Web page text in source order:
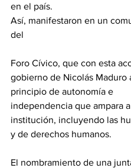
en el país.
Así, manifestaron en un
del
Foro Cívico, que con esta
gobierno de Nicolás Maduro
principio de autonomía e
independencia que ampara
institución, incluyendo las
y de derechos humanos.
El nombramiento de una